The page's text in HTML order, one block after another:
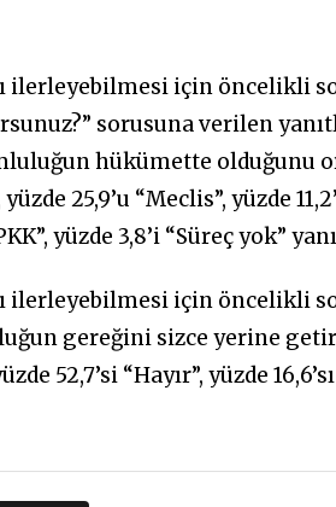
ilerleyebilmesi için öncelikli
sorusuna verilen
hükümette olduğunu
25,9’u “Meclis”, yüzde
yüzde 3,8’i “Süreç yok”
ilerleyebilmesi için öncelikli
gereğini sizce yerine
52,7’si “Hayır”, yüzde